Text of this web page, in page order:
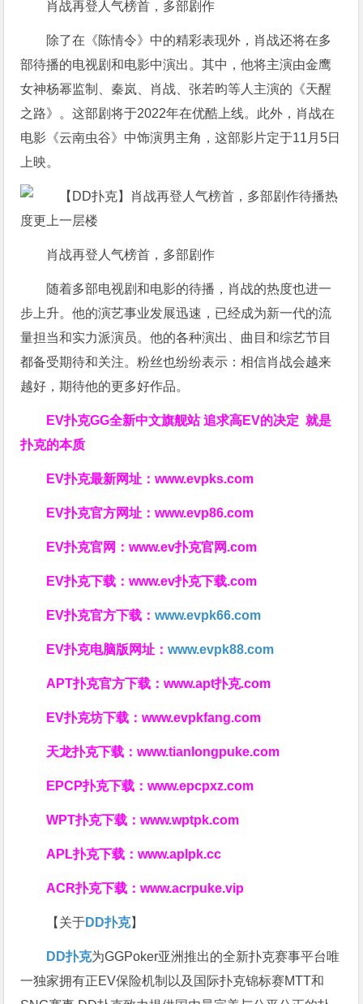
肖战再登人气榜首，多部剧作
除了在《陈情令》中的精彩表现外，肖战还将在多
部待播的电视剧和电影中演出。其中，他将主演由金鹰
女神杨幂监制、秦岚、肖战、张若昀等人主演的《天醒
之路》。这部剧将于2022年在优酷上线。此外，肖战在
电影《云南虫谷》中饰演男主角，这部影片定于11月5日
上映。
肖战再登人气榜首，多部剧作
随着多部电视剧和电影的待播，肖战的热度也进一
步上升。他的演艺事业发展迅速，已经成为新一代的流
量担当和实力派演员。他的各种演出、曲目和综艺节目
都备受期待和关注。粉丝也纷纷表示：相信肖战会越来
越好，期待他的更多好作品。
EV扑克GG全新中文旗舰站追求高EV的决定就是
扑克的本质
EV扑克最新网址：www.evpks.com
EV扑克官方网址：www.evp86.com
EV扑克官网：www.ev扑克官网.com
EV扑克下载：www.ev扑克下载.com
EV扑克官方下载：www.evpk66.com
EV扑克电脑版网址：www.evpk88.com
APT扑克官方下载：www.apt扑克.com
EV扑克坊下载：www.evpkfang.com
天龙扑克下载：www.tianlongpuke.com
EPCP扑克下载：www.epcpxz.com
WPT扑克下载：www.wptpk.com
APL扑克下载：www.aplpk.cc
ACR扑克下载：www.acrpuke.vip
【关于DD扑克】
DD扑克为GGPoker亚洲推出的全新扑克赛事平台唯
一独家拥有正EV保险机制以及国际扑克锦标赛MTT和